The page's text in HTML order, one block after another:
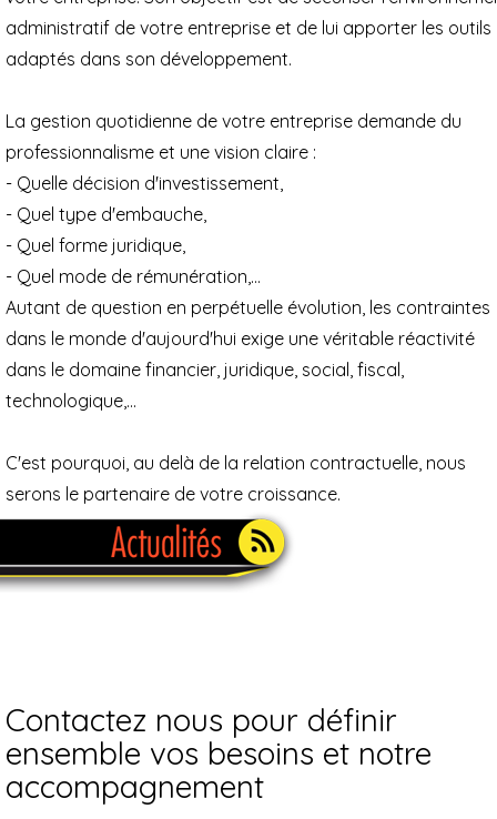
administratif de votre entreprise et de lui apporter les outils
adaptés dans son développement.
La gestion quotidienne de votre entreprise demande du
professionnalisme et une vision claire :
- Quelle décision d'investissement,
- Quel type d'embauche,
- Quel forme juridique,
- Quel mode de rémunération,…
Autant de question en perpétuelle évolution, les contraintes
dans le monde d'aujourd'hui exige une véritable réactivité
dans le domaine financier, juridique, social, fiscal,
technologique,…
C'est pourquoi, au delà de la relation contractuelle, nous
serons le partenaire de votre croissance.
Contactez nous pour définir
ensemble vos besoins et notre
accompagnement